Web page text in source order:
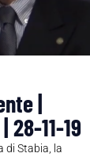
|
28-11-19
di Stabia, la